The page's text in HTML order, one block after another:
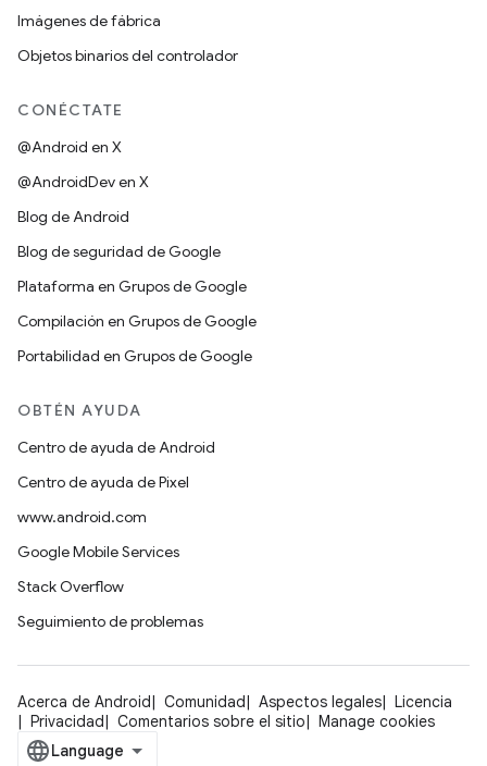
Imágenes de fábrica
Objetos binarios del controlador
CONÉCTATE
@Android en X
@AndroidDev en X
Blog de Android
Blog de seguridad de Google
Plataforma en Grupos de Google
Compilación en Grupos de Google
Portabilidad en Grupos de Google
OBTÉN AYUDA
Centro de ayuda de Android
Centro de ayuda de Pixel
www.android.com
Google Mobile Services
Stack Overflow
Seguimiento de problemas
Acerca de Android Comunidad Aspectos legales
Licencia
Privacidad
Comentarios sobre el sitio Manage cookies